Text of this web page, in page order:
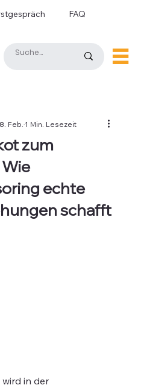
zum
echte
schafft
Feb. 1 Min. Lesezeit
in der
FAQ